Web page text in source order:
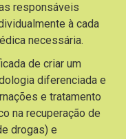
responsáveis
à cada
necessária.
de criar um
diferenciada e
e tratamento
na recuperação de
drogas) e